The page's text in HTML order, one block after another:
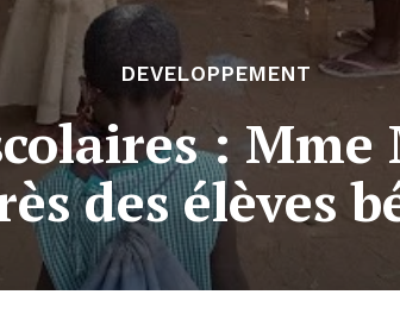
DEVELOPPEMENT
:
des élèves